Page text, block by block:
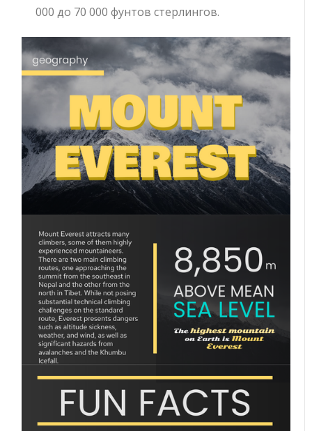
000 до 70 000 фунтов стерлингов.